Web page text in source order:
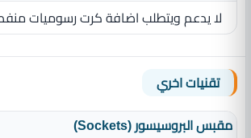
لا يدعم ويتطلب اضافة كرت رسوميات
تقنيات اخري
مقبس البروسيسور (Sockets)